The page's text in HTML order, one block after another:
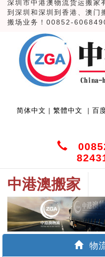
深圳市中港澳物流货运搬家
到深圳和深圳到香港、澳门
搬场业务！00852-
简体中文 | 繁體中文 | 百
中港澳搬家
物